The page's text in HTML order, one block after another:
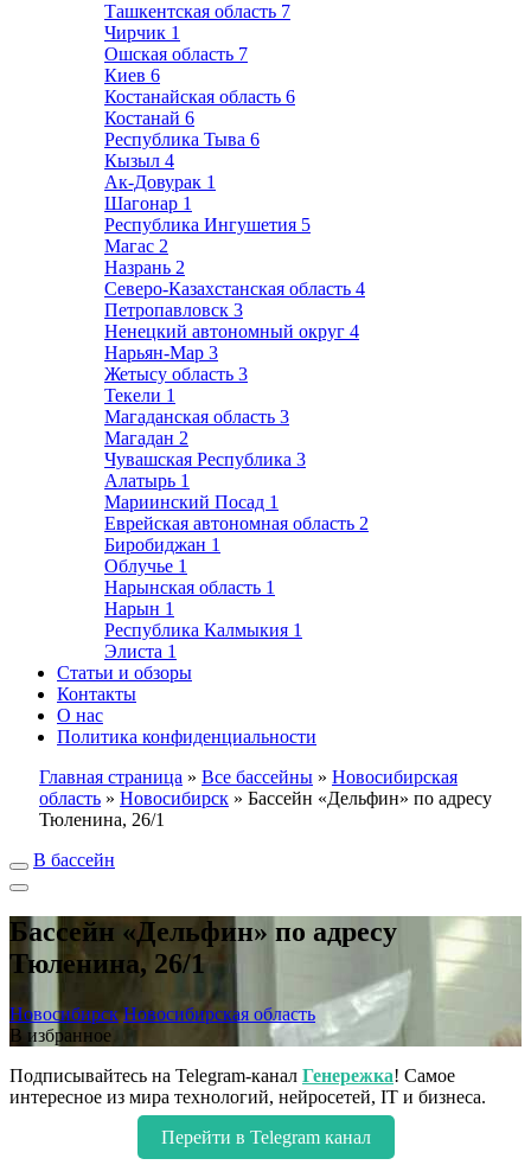
Ташкентская область 7
Чирчик 1
Ошская область 7
Киев 6
Костанайская область 6
Костанай 6
Республика Тыва 6
Кызыл 4
Ак-Довурак 1
Шагонар 1
Республика Ингушетия 5
Магас 2
Назрань 2
Северо-Казахстанская область 4
Петропавловск 3
Ненецкий автономный округ 4
Нарьян-Мар 3
Жетысу область 3
Текели 1
Магаданская область 3
Магадан 2
Чувашская Республика 3
Алатырь 1
Мариинский Посад 1
Еврейская автономная область 2
Биробиджан 1
Облучье 1
Нарынская область 1
Нарын 1
Республика Калмыкия 1
Элиста 1
Статьи и обзоры
Контакты
О нас
Политика конфиденциальности
Главная страница » Все бассейны » Новосибирская
область » Новосибирск » Бассейн «Дельфин» по адресу
Тюленина, 26/1
В бассейн
Бассейн «Дельфин» по адресу
Тюленина, 26/1
Новосибирск Новосибирская область
В избранное
Подписывайтесь на Telegram-канал Генережка! Самое
интересное из мира технологий, нейросетей, IT и бизнеса.
Перейти в Telegram канал